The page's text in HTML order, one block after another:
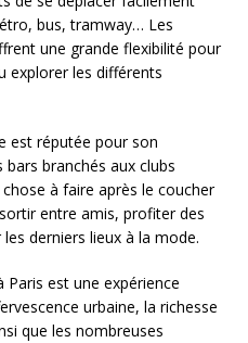
bus, tramway… Les
une grande flexibilité pour
explorer les différents
est réputée pour son
branchés aux clubs
à faire après le coucher
entre amis, profiter des
derniers lieux à la mode.
est une expérience
urbaine, la richesse
que les nombreuses